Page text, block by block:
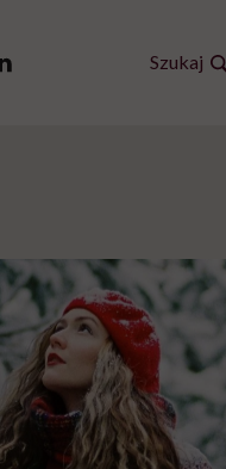
Szukaj